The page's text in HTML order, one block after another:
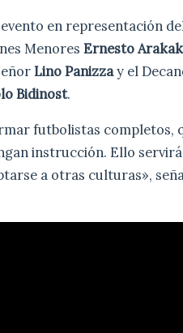
en representación
MenoresErnesto
Lino Panizzay el
Bidinost.
futbolistas completos,
instrucción. Ello
a otras culturas»,